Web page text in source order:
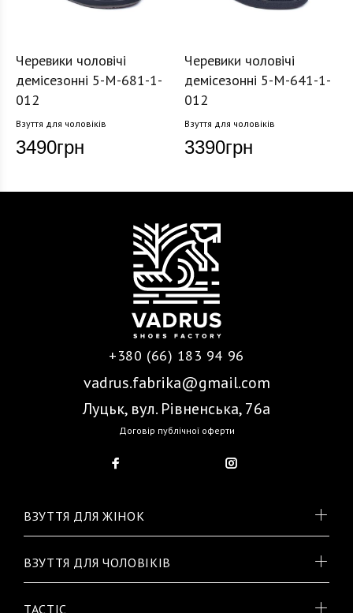
Черевики чоловічі
демісезонні 5-M-681-1-
012
Взуття для чоловіків
3490грн
Черевики чоловічі
демісезонні 5-M-641-1-
012
Взуття для чоловіків
3390грн
+380 (66) 183 94 96
vadrus.fabrika@gmail.com
Луцьк, вул. Рівненська, 76а
Договір публічної оферти
ВЗУТТЯ ДЛЯ ЖІНОК
ВЗУТТЯ ДЛЯ ЧОЛОВІКІВ
TACTIC